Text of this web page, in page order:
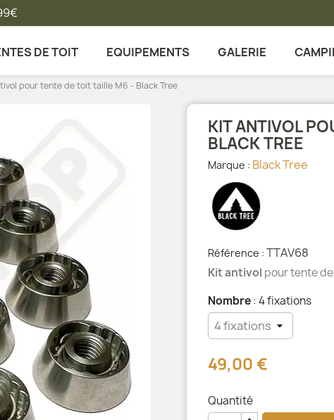
DE TOIT EQUIPEMENTS GALERIE
pour tente de toit taille M6 - Black Tree
KIT ANTIVOL
BLACK TREE
Marque : Black Tree
Référence : TTAV68
Kit antivol pour tente
Nombre: 4 fixations
49,00 €
Quantité